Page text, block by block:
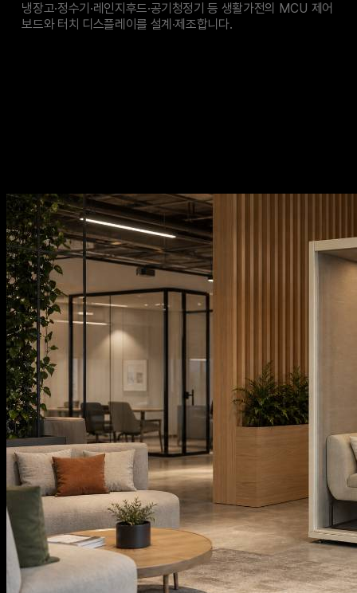
냉장고·정수기·레인지후드·공기청정기 등 생활가전의 MCU 제어
보드와 터치 디스플레이를 설계·제조합니다.